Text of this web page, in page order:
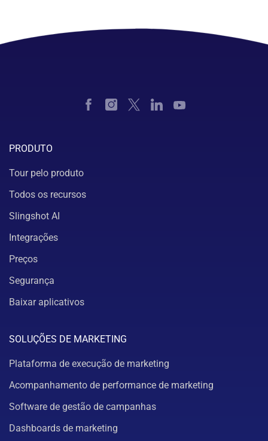
PRODUTO
Tour pelo produto
Todos os recursos
Slingshot AI
Integrações
Preços
Segurança
Baixar aplicativos
SOLUÇÕES DE MARKETING
Plataforma de execução de marketing
Acompanhamento de performance de marketing
Software de gestão de campanhas
Dashboards de marketing